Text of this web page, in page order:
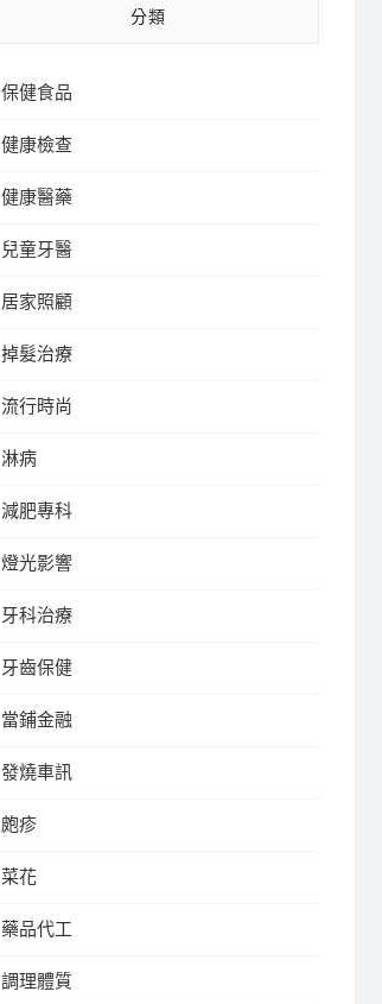
分類
保健食品
健康檢查
健康醫藥
兒童牙醫
居家照顧
掉髮治療
流行時尚
淋病
減肥專科
燈光影響
牙科治療
牙齒保健
當鋪金融
發燒車訊
皰疹
菜花
藥品代工
調理體質